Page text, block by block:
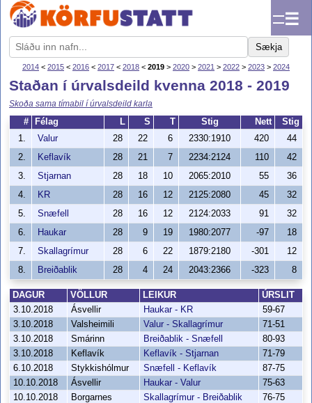
☰
Sækja
2014 < 2015 < 2016 < 2017 < 2018 < 2019 > 2020 > 2021 > 2022 > 2023 > 2024
Staðan í úrvalsdeild kvenna 2018 - 2019
Skoða sama tímabil í úrvalsdeild karla
#
Félag L S T Stig Nett
Stig
1.
Valur 28 22 6 2330:1910 420
44
2.
Keflavík 28 21 7 2234:2124 110
42
3.
Stjarnan 28 18 10 2065:2010 55
36
4.
KR 28 16 12 2125:2080 45
32
5.
Snæfell 28 16 12 2124:2033 91
32
6.
Haukar 28 9 19 1980:2077 -97
18
7.
Skallagrímur 28 6 22 1879:2180 -301
12
8.
Breiðablik 28 4 24 2043:2366 -323 8
DAGUR VÖLLUR LEIKUR
ÚRSLIT
3.10.2018
Ásvellir Haukar - KR
59-67
3.10.2018
Valsheimili Valur - Skallagrímur
71-51
3.10.2018
Smárinn Breiðablik - Snæfell
80-93
3.10.2018
Keflavík Keflavík - Stjarnan
71-79
6.10.2018
Stykkishólmur Snæfell - Keflavík
87-75
10.10.2018
Ásvellir Haukar - Valur
75-63
10.10.2018
Borgarnes Skallagrímur - Breiðablik
76-75